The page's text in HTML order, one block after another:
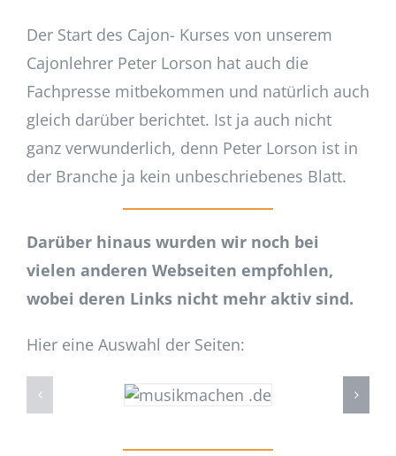
Der Start des Cajon- Kurses von unserem
Cajonlehrer Peter Lorson hat auch die
Fachpresse mitbekommen und natürlich auch
gleich darüber berichtet. Ist ja auch nicht
ganz verwunderlich, denn Peter Lorson ist in
der Branche ja kein unbeschriebenes Blatt.
Darüber hinaus wurden wir noch bei
vielen anderen Webseiten empfohlen,
wobei deren Links nicht mehr aktiv sind.
Hier eine Auswahl der Seiten: